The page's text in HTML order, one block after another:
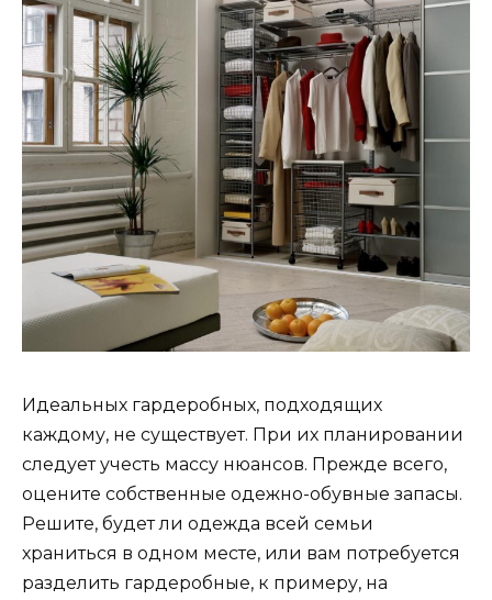
Идеальных гардеробных, подходящих
каждому, не существует. При их планировании
следует учесть массу нюансов. Прежде всего,
оцените собственные одежно-обувные запасы.
Решите, будет ли одежда всей семьи
храниться в одном месте, или вам потребуется
разделить гардеробные, к примеру, на